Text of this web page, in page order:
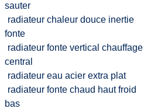
sauter
radiateur chaleur douce inertie
fonte
radiateur fonte vertical chauffage
central
radiateur eau acier extra plat
radiateur fonte chaud haut froid
bas